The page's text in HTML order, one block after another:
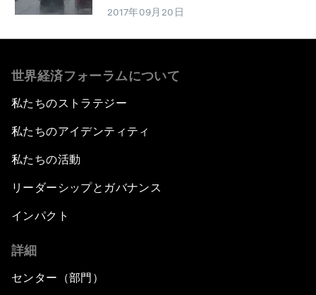
2017年09月20日
世界経済フォーラムについて
私たちのストラテジー
私たちのアイデンティティ
私たちの活動
リーダーシップとガバナンス
インパクト
詳細
センター（部門）